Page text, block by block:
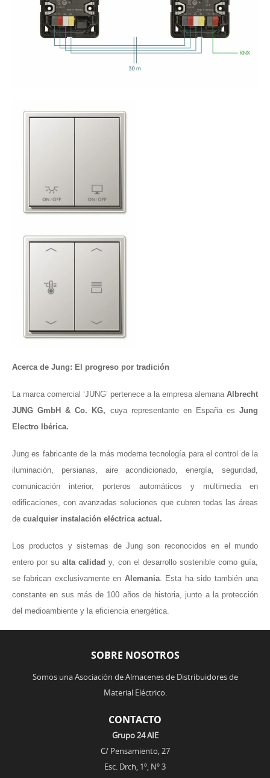
Acerca de Jung: El progreso por tradición
La marca comercial ‘JUNG’ pertenece a la empresa alemana Albrecht
JUNG GmbH & Co. KG, cuya representante en España es Jung
Electro Ibérica.
Jung es fabricantede la más moderna tecnología para el control de la
iluminación, persianas, aire acondicionado, energía, seguridad,
comunicación interior, porteros automáticos y multimedia en
edificaciones, con avanzadas soluciones que cubren todas las áreas
de cualquier instalación eléctrica actual.
Los productos y sistemas de Jung son reconocidos en el mundo
entero por sualta calidad y, con el desarrollo sostenible como guía,
se fabrican exclusivamente en Alemania. Esta ha sido también una
constante en sus más de 100 años de historia, junto a la protección
del medioambiente y la eficiencia energética.
SOBRE NOSOTROS
Somos una Asociación de Almacenes de Distribuidores de
Material Eléctrico.
CONTACTO
Grupo 24 AIE
C/ Pensamiento, 27
Esc. Drch, 1º, Nº 3